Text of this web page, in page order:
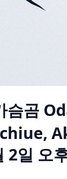
슴곰
2일 오